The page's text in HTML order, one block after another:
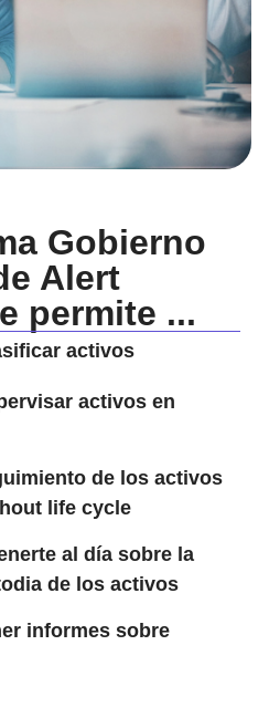
Gobierno
Alert
permite ...
activos
activos en
de los activos
life cycle
al día sobre la
de los activos
informes sobre